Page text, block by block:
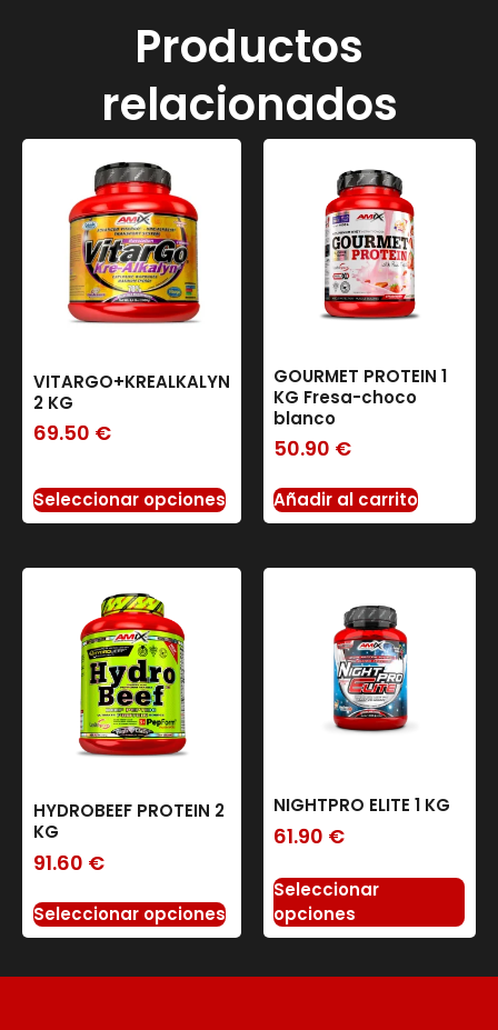
Productos
relacionados
VITARGO+KREALKALYN
2 KG
69.50 €
Seleccionar opciones
GOURMET PROTEIN 1
KG Fresa-choco
blanco
50.90 €
Añadir al carrito
HYDROBEEF PROTEIN 2
KG
91.60 €
Seleccionar opciones
NIGHTPRO ELITE 1 KG
61.90 €
Seleccionar
opciones